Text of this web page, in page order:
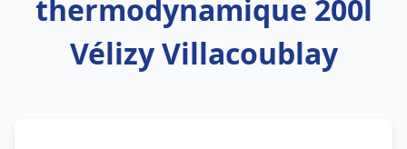
thermodynamique 200l
Vélizy Villacoublay